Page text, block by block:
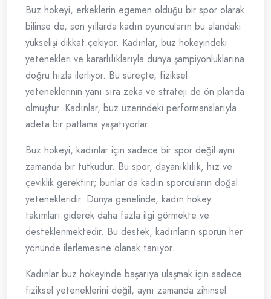
Buz hokeyi, erkeklerin egemen olduğu bir spor olarak
bilinse de, son yıllarda kadın oyuncuların bu alandaki
yükselişi dikkat çekiyor. Kadınlar, buz hokeyindeki
yetenekleri ve kararlılıklarıyla dünya şampiyonluklarına
doğru hızla ilerliyor. Bu süreçte, fiziksel
yeteneklerinin yanı sıra zeka ve strateji de ön planda
olmuştur. Kadınlar, buz üzerindeki performanslarıyla
adeta bir patlama yaşatıyorlar.
Buz hokeyi, kadınlar için sadece bir spor değil aynı
zamanda bir tutkudur. Bu spor, dayanıklılık, hız ve
çeviklik gerektirir; bunlar da kadın sporcuların doğal
yetenekleridir. Dünya genelinde, kadın hokey
takımları giderek daha fazla ilgi görmekte ve
desteklenmektedir. Bu destek, kadınların sporun her
yönünde ilerlemesine olanak tanıyor.
Kadınlar buz hokeyinde başarıya ulaşmak için sadece
fiziksel yeteneklerini değil, aynı zamanda zihinsel